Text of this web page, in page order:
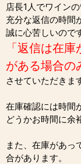
店長1人でワイン
充分な返信の時間
誠に心苦しいので
「返信は在
がある場合の
させていただきま
在庫確認には時間
どうかお時間に余
また、在庫があっ
合があります。